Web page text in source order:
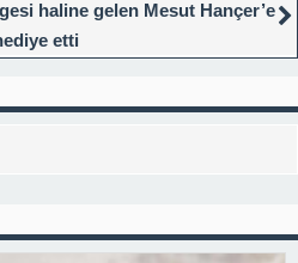
haline gelen Mesut Hançer’e
etti